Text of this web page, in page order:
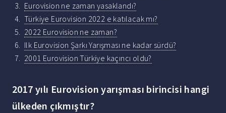
Eurovision ne zaman yasaklandı?
Türkiye Eurovision 2022 e katılacak mı?
2022 Eurovision ne zaman?
Ilk Eurovision Şarkı Yarışması ne kadar sürdü?
2001 Eurovision Türkiye kaçıncı oldu?
2017 yılı Eurovision yarışması birincisi hangi
ülkeden çıkmıştır?